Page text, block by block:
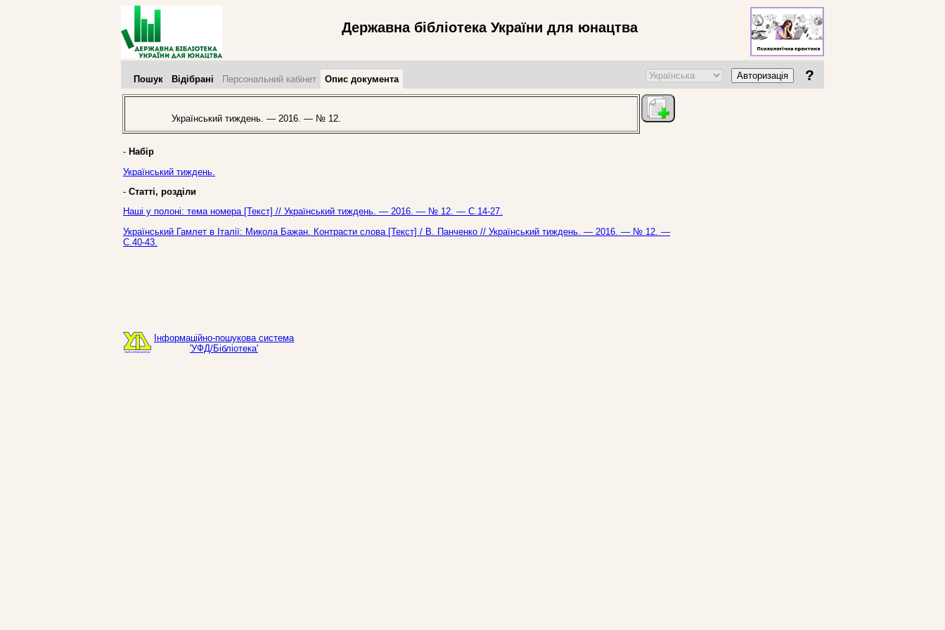
Державна бібліотека України для юнацтва
Пошук Відібрані Персональний кабінет Опис документа Авторизація ?
Український тиждень. — 2016. — № 12.
- Набір
Український тиждень.
- Статті, розділи
Наші у полоні: тема номера [Текст] // Український тиждень. — 2016. — № 12. — С.14-27.
Український Гамлет в Італії: Микола Бажан. Контрасти слова [Текст] / В. Панченко // Український тиждень. — 2016. — № 12. —
С.40-43.
Інформаційно-пошукова система
'УФД/Бібліотека'